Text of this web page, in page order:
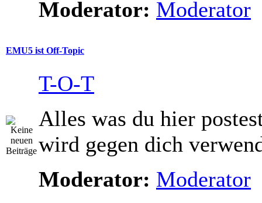
Moderator: Moderator
EMU5 ist Off-Topic
T-O-T
Alles was du hier
wird gegen dich
Moderator: Moderator